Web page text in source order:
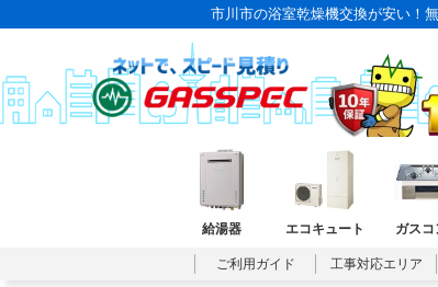
市川市の浴室乾燥機交換が安い！
給湯器 エコキュート ガスコ
ご利用ガイド 工事対応エリア